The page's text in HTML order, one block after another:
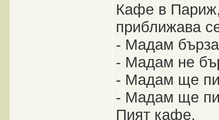
Кафе в
приближава
- Мадам
- Мадам не
- Мадам ще
- Мадам ще
Пият кафе.